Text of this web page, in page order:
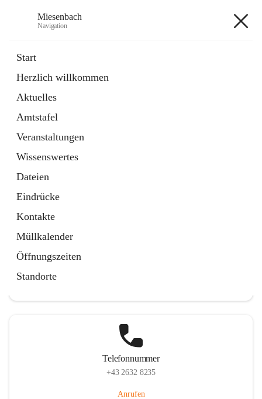
Miesenbach
Navigation
Start
Herzlich willkommen
Aktuelles
Amtstafel
Veranstaltungen
Wissenswertes
Dateien
Eindrücke
Kontakte
Müllkalender
Öffnungszeiten
Standorte
Externe Webseite
in
Tab
Region Schneebergland
Externe Webseite
öffnet
in
neuem
Tab
Telefonnummer
+43 2632 8235
Anrufen